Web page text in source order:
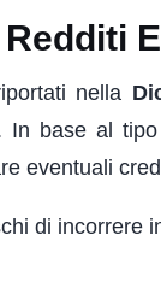
nella
In base al
eventuali
di incorrere